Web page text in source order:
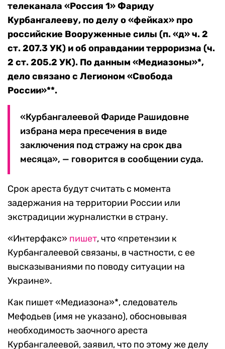
телеканала «Россия 1» Фариду
Курбангалееву, по делу о «фейках» про
российские Вооруженные силы (п. «д» ч. 2
ст. 207.3 УК) и об оправдании терроризма (ч.
2 ст. 205.2 УК). По данным «Медиазоны»*,
дело связано с Легионом «Свобода
России»**.
«Курбангалеевой Фариде Рашидовне
избрана мера пресечения в виде
заключения под стражу на срок два
месяца», — говорится в сообщении суда.
Срок ареста будут считать с момента
задержания на территории России или
экстрадиции журналистки в страну.
«Интерфакс» пишет, что «претензии к
Курбангалеевой связаны, в частности, с ее
высказываниями по поводу ситуации на
Украине».
Как пишет «Медиазона»*, следователь
Мефодьев (имя не указано), обосновывая
необходимость заочного ареста
Курбангалеевой, заявил, что по этому же делу